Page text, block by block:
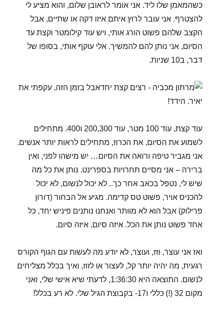
כשהמאמן שלו ליד. אני אומר לראובן שלום, והוא מציע לי
להצטרף. אני עובר לרוץ איתם איזו דקה או שתיים, אבל
הקצב שלהם פשוט הורג אותי, ויש עוד קילומטר וקצת עד
הסיום, אני נותן להם להמשיך. אלי עוקף אותי, בסופו של
דבר, ב10 שניות.
אבל בזמן הזה, עקפתי את
יאיר. הידד!
עוד קצת, עוד 100 מטר, עוד 200,300 ו400. מתחילים
לשמוע את הסיום, את הכרוז, מתחילים לראות יותר אנשים.
אני מגביר טיפה ורואה את הסיום… יש מישהו לפני, ואין
ברירה – אני מסיים תחרויות בספרינט. נותן את כל מה
שיש לי, נטפל בכאב אחר כך.. לא יכול לנשום, לא יכול
להכניס אויר, פשוט טס קדימה. מגיע אל הבחור (דורון
פרילוק) אבל הוא לא מוותר ואנחנו נותנים פיניש יחד, כל
אחד פשוט נותן את הכל. איזה סיום, איזה סיום.
ואז אני עוצר, וזז, ועוצר, לא יודע מה לעשות עם הגוף הקורס
רגעית, מה יהיה יותר קל, לעצור או לזוז, ואיך בכלל מצליחים
לנשום. התוצאה היא 1:36:30, לדעתי שיא אישי שלי, ואני
מקום 32 (!) כללי ו17- בקבוצת הגיל שלי. לא רע בכלל!